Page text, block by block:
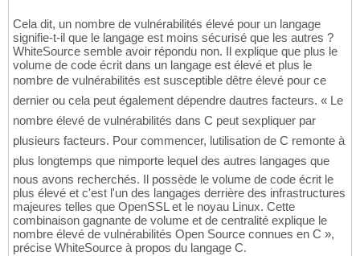
Cela dit, un nombre de vulnérabilités élevé pour un langage
signifie-t-il que le langage est moins sécurisé que les autres ?
WhiteSource semble avoir répondu non. Il explique que plus le
volume de code écrit dans un langage est élevé et plus le
nombre de vulnérabilités est susceptible dêtre élevé pour ce
dernier ou cela peut également dépendre dautres facteurs. « Le
nombre élevé de vulnérabilités dans C peut sexpliquer par
plusieurs facteurs. Pour commencer, lutilisation de C remonte à
plus longtemps que nimporte lequel des autres langages que
nous avons recherchés. Il possède le volume de code écrit le
plus élevé et c'est l'un des langages derrière des infrastructures
majeures telles que OpenSSL et le noyau Linux. Cette
combinaison gagnante de volume et de centralité explique le
nombre élevé de vulnérabilités Open Source connues en C »,
précise WhiteSource à propos du langage C.